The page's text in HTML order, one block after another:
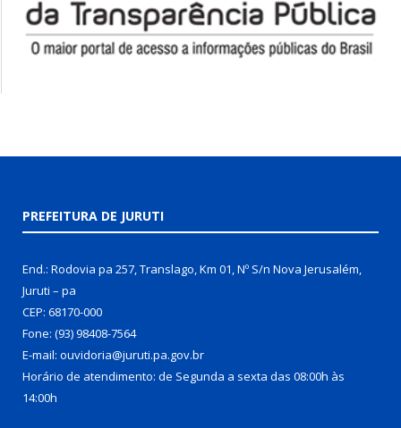
PREFEITURA DE JURUTI
End.: Rodovia pa 257, Translago, Km 01, Nº S/n Nova Jerusalém,
Juruti – pa
CEP: 68170-000
Fone: (93) 98408-7564
E-mail: ouvidoria@juruti.pa.gov.br
Horário de atendimento: de Segunda a sexta das 08:00h às
14:00h